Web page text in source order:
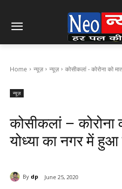
Home न्यूज़ न्यूज़ कोसीकलां - कोरोना को
न्यूज़
कोसीकलां – कोरोना
योध्या का नगर में हुआ
By dp June 25, 2020